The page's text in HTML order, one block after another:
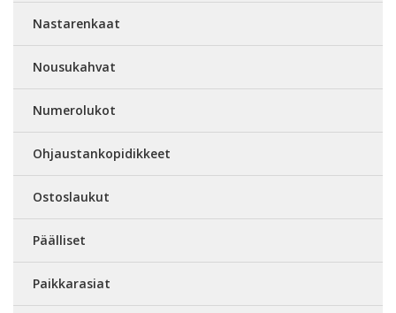
Nastarenkaat
Nousukahvat
Numerolukot
Ohjaustankopidikkeet
Ostoslaukut
Päälliset
Paikkarasiat